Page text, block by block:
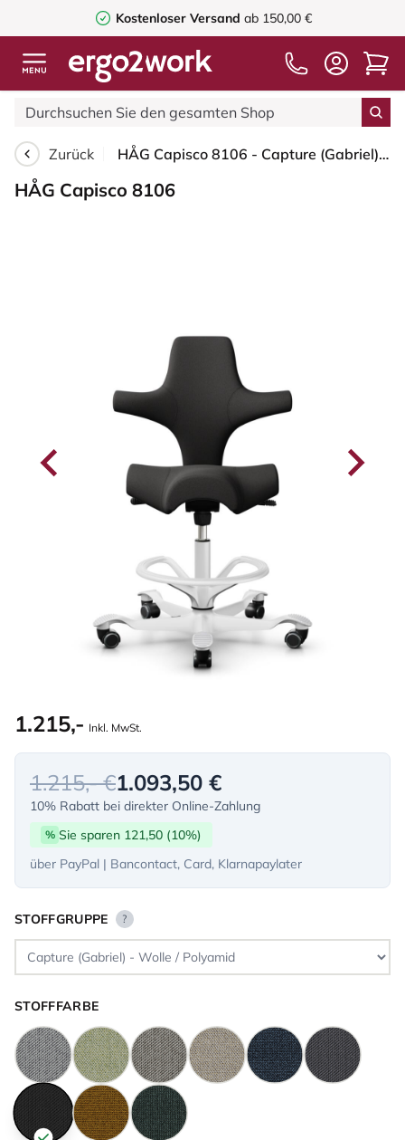
Kostenloser Versand ab 150,00 €
Zurück HÅG Capisco 8106 - Capture (Gabriel) - Wolle / Polyamid - CPT5501 - Charcoal - Weiß - 265 mm (Sitzhöhe 53-79cm) - Weiche Rollen für harte Böden
HÅG Capisco 8106
1.215,- Inkl. MwSt.
1.215,- €1.093,50 €
10% Rabatt bei direkter Online-Zahlung
% Sie sparen 121,50 (10%)
über PayPal | Bancontact, Card, Klarnapaylater
STOFFGRUPPE ?
STOFFFARBE